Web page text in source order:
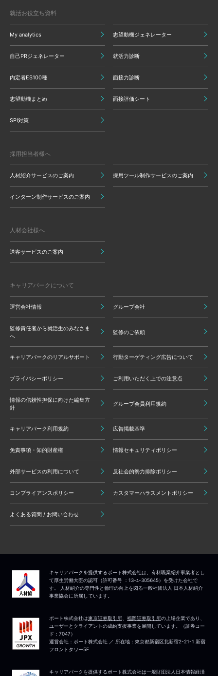
就活お役立ち資料
My analytics 志望動機ジェネレーター
自己PRジェネレーター 就活力診断
内定者ES100種 面接力診断
志望動機まとめ 面接評価シート
SPI対策
採用担当者様へ
人材紹介サービスのご案内 採用ツール制作サービスのご案内
インターン制作サービスのご案内
人材会社様へ
送客サービスのご案内
キャリアパークについて
運営会社情報 グループ会社
監修責任者から就活生のみなさま
へ
監修のご依頼
キャリアパークのリアルサポート 行動ターゲティング広告について
プライバシーポリシー ご利用いただく上での注意点
情報の信頼性担保に向けた編集方
針
グループ会員利用規約
キャリアパーク利用規約 広告掲載基準
免責事項・知的財産権 情報セキュリティポリシー
外部サービスの利用について 反社会的勢力排除ポリシー
コンプライアンスポリシー カスタマーハラスメントポリシー
よくある質問 / お問い合わせ